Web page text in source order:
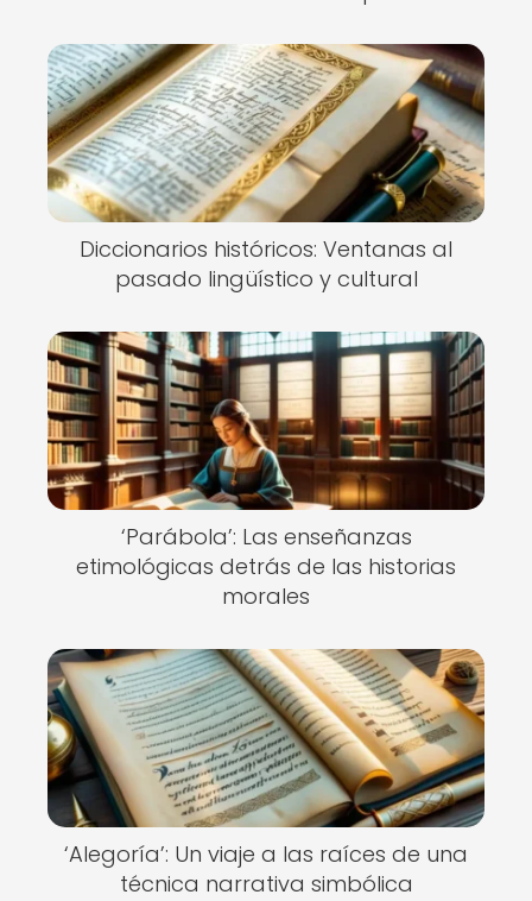
Diccionarios históricos: Ventanas al
pasado lingüístico y cultural
‘Parábola’: Las enseñanzas
etimológicas detrás de las historias
morales
‘Alegoría’: Un viaje a las raíces de una
técnica narrativa simbólica